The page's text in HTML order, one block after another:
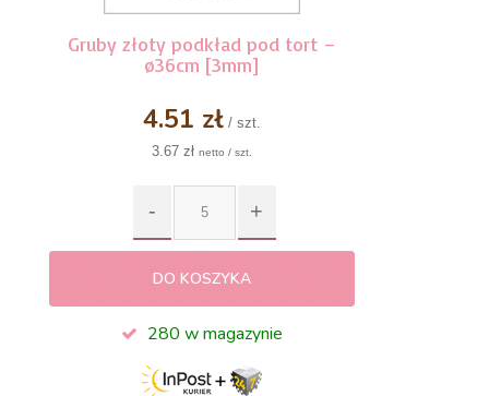
Gruby złoty podkład pod tort –
ø36cm [3mm]
4.51 zł/ szt.
3.67 zł netto / szt.
DO KOSZYKA
280 w magazynie